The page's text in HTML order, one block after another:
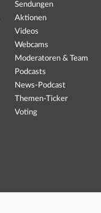
Sendungen
Aktionen
Videos
Webcams
Moderatoren & Team
Podcasts
News-Podcast
Themen-Ticker
Voting